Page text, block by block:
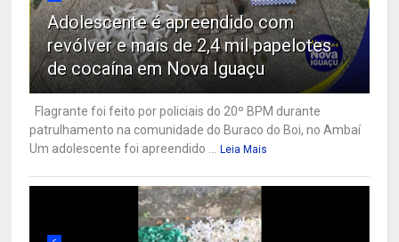
Adolescente é apreendido com
revólver e mais de 2,4 mil papelotes
de cocaína em Nova Iguaçu
Flagrante foi feito por policiais do 20º BPM durante
patrulhamento na comunidade do Buraco do Boi, no Ambaí
Um adolescente foi apreendido ...
Leia Mais